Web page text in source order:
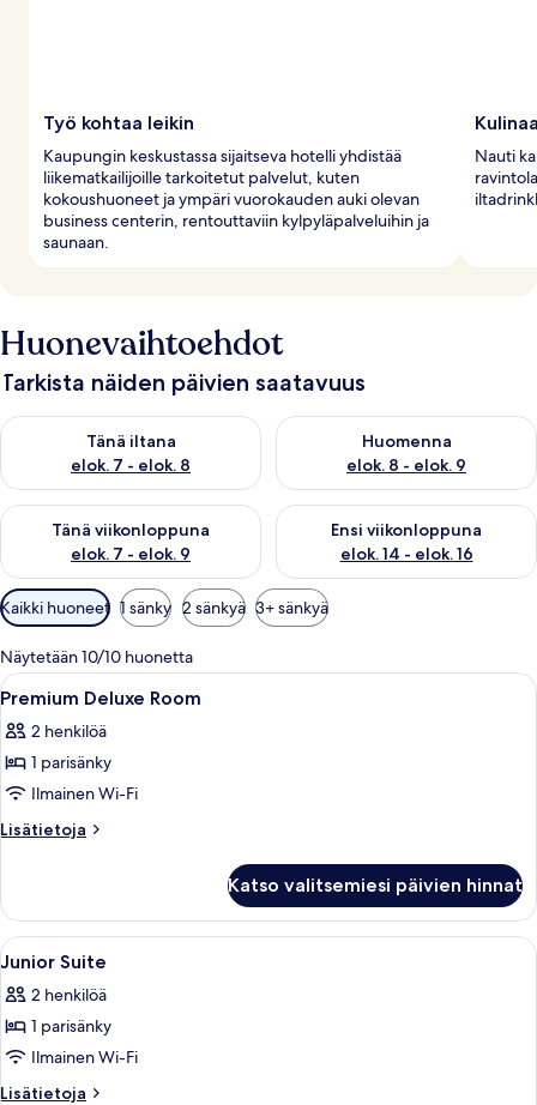
Työ kohtaa leikin
Kaupungin keskustassa sijaitseva hotelli yhdistää
liikematkailijoille tarkoitetut palvelut, kuten
kokoushuoneet ja ympäri vuorokauden auki olevan
business centerin, rentouttaviin kylpyläpalveluihin ja
saunaan.
Nauti
Huonevaihtoehdot
Tarkista näiden päivien saatavuus
Tänä iltana
elok. 7 - elok. 8
Tarkista tämän illan saatavuus elok. 7 - elok. 8
Huomenna
elok. 8 - elok. 9
Tarkista huomisen saatavuus
Tänä viikonloppuna
elok. 7 - elok. 9
Tarkista tämän viikonlopun saatavuus elok. 7 - elok. 9
Ensi viikonloppuna
elok. 14 - elok. 16
Tarkista ensi viikonlopun
Huoneille
saatavilla
olevia
suodattimia
Kaikki huoneet 1 sänky 2 sänkyä 3+ sänkyä
Näytetään 10/10 huonetta
Avaa
kaikki
huonetyypin
Premium
Deluxe
Room
Moderni hotellihuone, jossa on
5
Premium Deluxe Room
2 henkilöä
1 parisänky
Ilmainen Wi-Fi
Lisätietoja
Lisätietoja
Room
Katso valitsemiesi päivien hinnat
Avaa
kaikki
huonetyypin
Junior
Suite
kuvat
Moderni hotellihuone, jossa on suuri
5
Junior Suite
2 henkilöä
1 parisänky
Ilmainen Wi-Fi
Lisätietoja
Lisätietoja